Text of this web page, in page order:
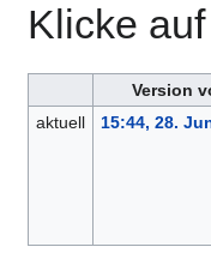
Klicke
Version
aktuell
15:44, 28.